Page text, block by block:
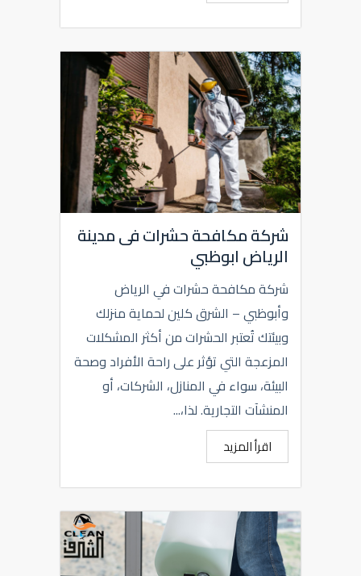
شركة مكافحة حشرات فى مدينة
الرياض ابوظبي
شركة مكافحة حشرات في الرياض
وأبوظبي – الشرق كلين لحماية منزلك
وبيئتك تُعتبر الحشرات من أكثر المشكلات
المزعجة التي تؤثر على راحة الأفراد وصحة
البيئة، سواء في المنازل، الشركات، أو
المنشآت التجارية. لذا،...
اقرأ المزيد